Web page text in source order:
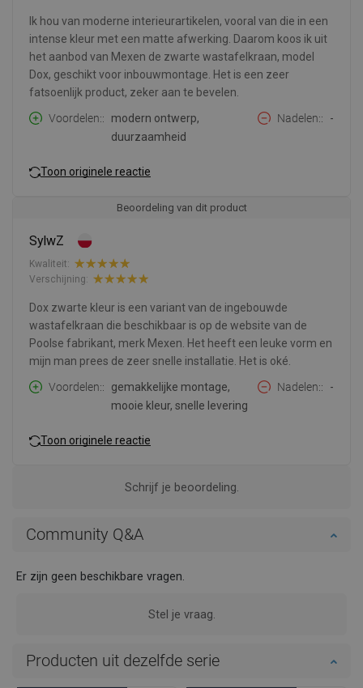
Ik hou van moderne interieurartikelen, vooral van die in een
intense kleur met een matte afwerking. Daarom koos ik uit
het aanbod van Mexen de zwarte wastafelkraan, model
Dox, geschikt voor inbouwmontage. Het is een zeer
fatsoenlijk product, zeker aan te bevelen.
Voordelen:
modern ontwerp,
duurzaamheid
Nadelen: -
Toon originele reactie
Beoordeling van dit product
SylwZ
Kwaliteit:
Verschijning:
Dox zwarte kleur is een variant van de ingebouwde
wastafelkraan die beschikbaar is op de website van de
Poolse fabrikant, merk Mexen. Het heeft een leuke vorm en
mijn man prees de zeer snelle installatie. Het is oké.
Voordelen:
gemakkelijke montage,
mooie kleur, snelle levering
Nadelen: -
Toon originele reactie
Schrijf je beoordeling.
Community Q&A
Er zijn geen beschikbare vragen.
Stel je vraag.
Producten uit dezelfde serie